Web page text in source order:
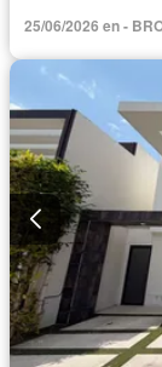
25/06/2026 en -